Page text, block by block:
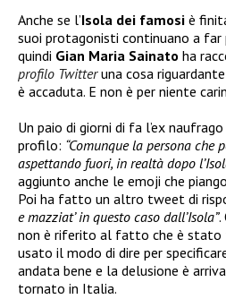
Anche se l’Isola dei famosi è
suoi protagonisti continuano a far
quindi Gian Maria Sainato ha
profilo Twitteruna cosa
è accaduta. E non è per niente
Un paio di giorni di fa l’ex
profilo: “Comunque la persona che
aspettando fuori, in realtà dopo
aggiunto anche le emoji che
Poi ha fatto un altro tweet di
e mazziat’ in questo caso dall’Isola”.
non è riferito al fatto che è stato
usato il modo di dire per
andata bene e la delusione è
tornato in Italia.